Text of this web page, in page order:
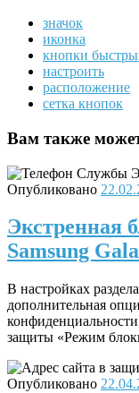
значок
иконка
кнопки
настроить
расположение
сетка кнопок
Вам также
Опубликовано
Экстренная
Samsung
В настройках
дополнительная
защиты «Режим
Опубликовано